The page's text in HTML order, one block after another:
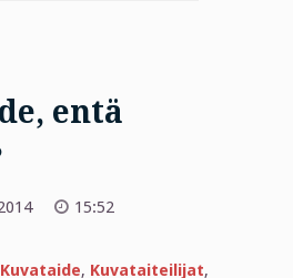
entä
15:52
Kuvataide, Kuvataiteilijat,